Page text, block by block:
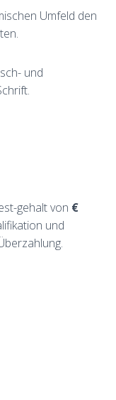
Umfeld den
und
gehalt von €
und